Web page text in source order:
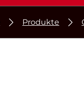
Produkte